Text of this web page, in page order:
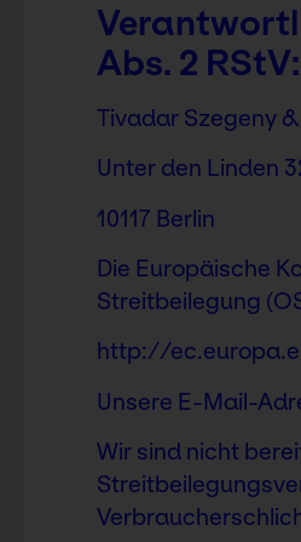
Abs. 2 RStV:
Tivadar Szegeny
Unter den Linden
10117 Berlin
Die Europäische
Streitbeilegung
http://
Unsere E-Mail-
Wir sind nicht